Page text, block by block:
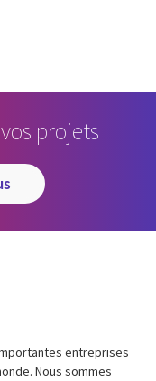
projets
entreprises
Nous sommes